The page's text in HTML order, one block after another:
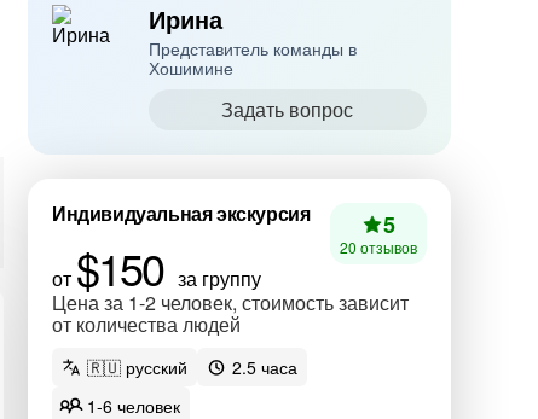
Ирина
Представитель команды в
Хошимине
Задать вопрос
Индивидуальная экскурсия
от $150 за группу
Цена за 1-2 человек, стоимость зависит
от количества людей
5
20 отзывов
🇷🇺 русский
2.5 часа
1-6 человек